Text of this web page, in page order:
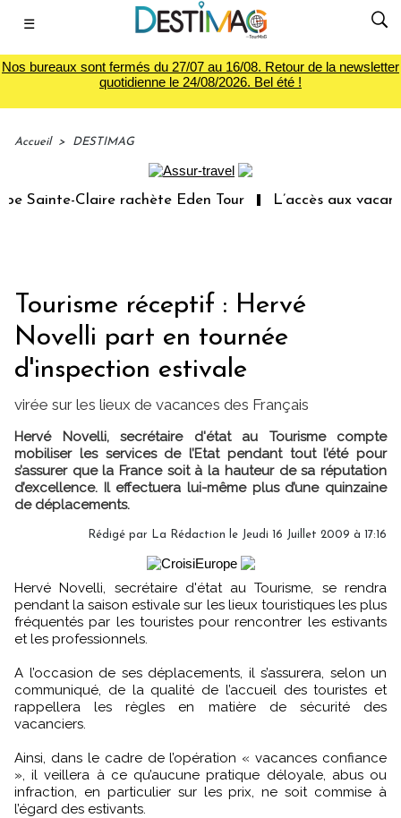
☰
Nos bureaux sont fermés du 27/07 au 16/08. Retour de la newsletter
quotidienne le 24/08/2026. Bel été !
Accueil > DESTIMAG
Sainte-Claire rachète Eden Tour L’accès aux
Tourisme réceptif : Hervé
Novelli part en tournée
d'inspection estivale
virée sur les lieux de vacances des Français
Hervé Novelli, secrétaire d'état au Tourisme compte
mobiliser les services de l’Etat pendant tout l’été pour
s’assurer que la France soit à la hauteur de sa réputation
d’excellence. Il effectuera lui-même plus d’une quinzaine
de déplacements.
Rédigé par La Rédaction le Jeudi 16 Juillet 2009 à 17:16
Hervé Novelli, secrétaire d'état au Tourisme, se rendra
pendant la saison estivale sur les lieux touristiques les plus
fréquentés par les touristes pour rencontrer les estivants
et les professionnels.
A l’occasion de ses déplacements, il s’assurera, selon un
communiqué, de la qualité de l’accueil des touristes et
rappellera les règles en matière de sécurité des
vacanciers.
Ainsi, dans le cadre de l’opération « vacances confiance
», il veillera à ce qu’aucune pratique déloyale, abus ou
infraction, en particulier sur les prix, ne soit commise à
l’égard des estivants.